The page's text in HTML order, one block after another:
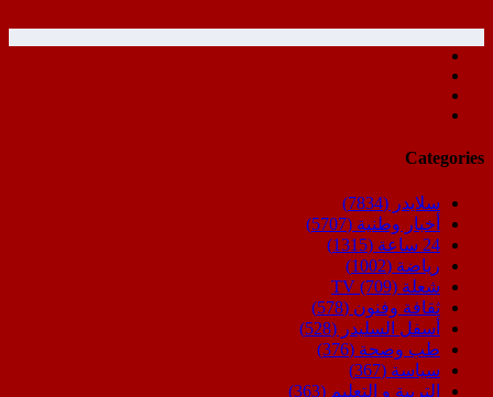
Categories
سلايدر (7834)
أخبار وطنية (5707)
24 ساعة
(1315)
رياضة (1002)
شعلة TV (709)
ثقافة وفنون (578)
أسفل السليدر (528)
طب وصحة (376)
سياسة (367)
التربية و التعليم (363)